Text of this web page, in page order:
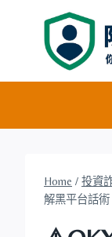
Home / 投資
解黑平台話